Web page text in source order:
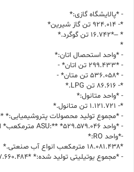
- *پالایشگاه گازی:*
*- ⁠۹۲۴.۰۱۴ تن گاز شیرین*
* –*۱۶.۷۴۲ تن گوگرد.*
* ⁠
- *واحد استحصال اتان:*
- ⁠*۲۹۹.۴۳۳ تن اتان* -
- ⁠*۵۳۶.۰۵۸ تن متان* -
*- ⁠۸۶.۶۱۶ تن LPG.*
- *واحد متانول:*
*- ⁠۱.۱۲۱.۷۲۱ تن متانول.*
- *مجموع تولید محصولات پتروشیمیایی:* *۲.۹۸۴.۵۸۴ تن*
- *واحد ASU:** *۵۲۹.۵۷۹.۰۴۶ مترمکعب* انواع هوای صنعتی.
-*واحد RO:*
*۱۸.۰۸۱.۴۳۸ مترمکعب انواع آب صنعتی.*
- *مجموع یوتیلیتی تولید شده:* *۵۴۷.۶۶۰.۴۸۴ مترمکعب.*